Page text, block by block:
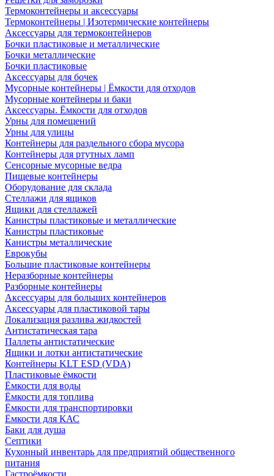
Термоконтейнеры и аксессуары
Термоконтейнеры | Изотермические контейнеры
Аксессуары для термоконтейнеров
Бочки пластиковые и металлические
Бочки металлические
Бочки пластиковые
Аксессуары для бочек
Мусорные контейнеры | Ёмкости для отходов
Мусорные контейнеры и баки
Аксессуары. Ёмкости для отходов
Урны для помещений
Урны для улицы
Контейнеры для раздельного сбора мусора
Контейнеры для ртутных ламп
Сенсорные мусорные ведра
Пищевые контейнеры
Оборудование для склада
Стеллажи для ящиков
Ящики для стеллажей
Канистры пластиковые и металлические
Канистры пластиковые
Канистры металлические
Еврокубы
Большие пластиковые контейнеры
Неразборные контейнеры
Разборные контейнеры
Аксессуары для больших контейнеров
Аксессуары для пластиковой тары
Локализация разлива жидкостей
Антистатическая тара
Паллеты антистатические
Ящики и лотки антистатические
Контейнеры KLT ESD (VDA)
Пластиковые ёмкости
Ёмкости для воды
Ёмкости для топлива
Ёмкости для транспортировки
Ёмкости для КАС
Баки для душа
Септики
Кухонный инвентарь для предприятий общественного
питания
Гастроёмкости